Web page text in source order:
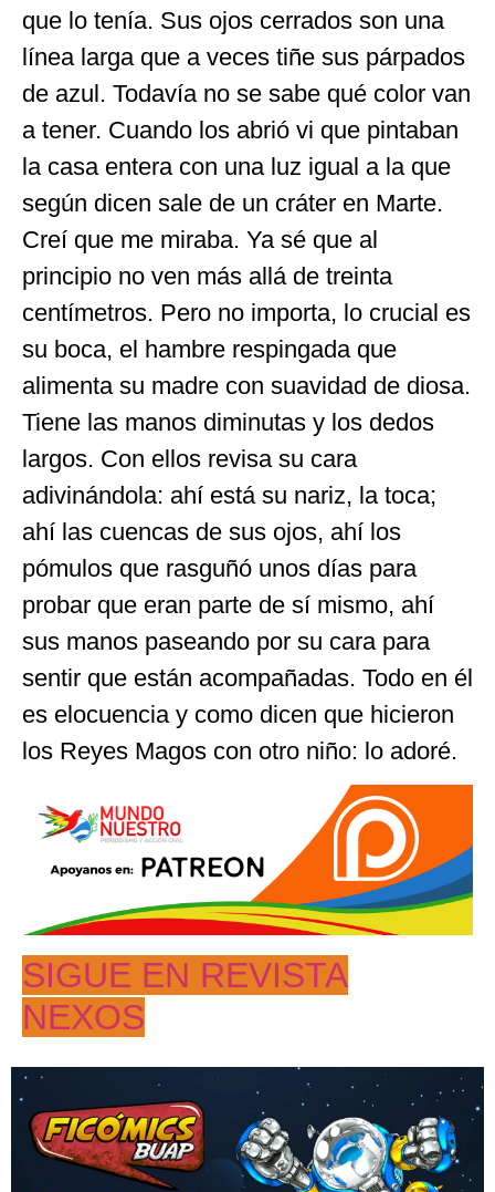
que lo tenía. Sus ojos cerrados son una
línea larga que a veces tiñe sus párpados
de azul. Todavía no se sabe qué color van
a tener. Cuando los abrió vi que pintaban
la casa entera con una luz igual a la que
según dicen sale de un cráter en Marte.
Creí que me miraba. Ya sé que al
principio no ven más allá de treinta
centímetros. Pero no importa, lo crucial es
su boca, el hambre respingada que
alimenta su madre con suavidad de diosa.
Tiene las manos diminutas y los dedos
largos. Con ellos revisa su cara
adivinándola: ahí está su nariz, la toca;
ahí las cuencas de sus ojos, ahí los
pómulos que rasguñó unos días para
probar que eran parte de sí mismo, ahí
sus manos paseando por su cara para
sentir que están acompañadas. Todo en él
es elocuencia y como dicen que hicieron
los Reyes Magos con otro niño: lo adoré.
SIGUE EN REVISTA
NEXOS